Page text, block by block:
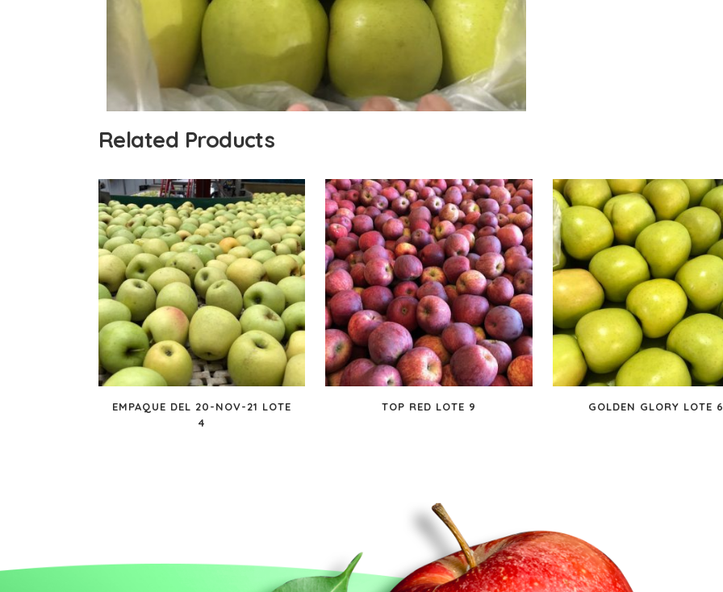
Related Products
EMPAQUE DEL 20-NOV-21 LOTE
4
TOP RED LOTE 9 GOLDEN GLORY LOTE 6